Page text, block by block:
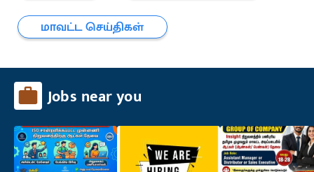
மாவட்ட செய்திகள்
Jobs near you